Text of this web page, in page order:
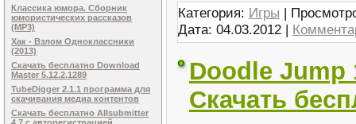
Классика юмора. Сборник
юмористических рассказов
(MP3)
Хак - Взлом Одноклассники
(2013)
Скачать бесплатно Download
Master 5.12.2.1289
TubeDigger 2.1.1 программа для
скачивания медиа контентов
Скачать бесплатно Allsubmitter
Категория: Игры |
Дата: 04.03.2012 |
Doodle Jump
Скачать